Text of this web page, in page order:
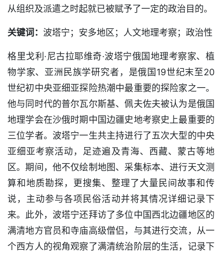
从组织及派遣之时起就已被赋予了一定的政治目的。
关键词： 波塔宁；安多地区；人文地理考察；政治性
格里戈利·尼古拉耶维奇·波塔宁俄国地理考察家、植
物学家、亚洲民族学研究者，是俄国19世纪末至20
世纪初中央亚细亚探险热潮中最重要的探险家之一。
他与同时代的普尔瓦尔斯基、佩夫佐夫被认为是俄国
地理学会在沙俄时期中国边疆史地考察史上最重要的
三位学者。波塔宁一生共主持进行了五次大型的中央
亚细亚考察活动，足迹遍及青海、西藏、蒙古等地
区。期间，他不仅绘制地图、采集标本、进行天文测
算和地质勘探，更搜集、整理了大量民间故事和传
说，主动参与各项民俗活动并将其情况详细记录下
来。此外，波塔宁还拜访了多位中国西北边疆地区的
满清地方官员和寺庙高级僧侣，与其进行交流，从一
个西方人的视角观察了满清统治阶层的生活，记录下